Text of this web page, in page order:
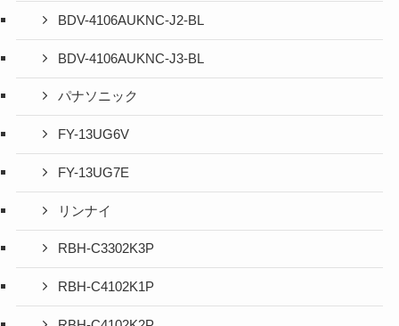
BDV-4106AUKNC-J2-BL
BDV-4106AUKNC-J3-BL
パナソニック
FY-13UG6V
FY-13UG7E
リンナイ
RBH-C3302K3P
RBH-C4102K1P